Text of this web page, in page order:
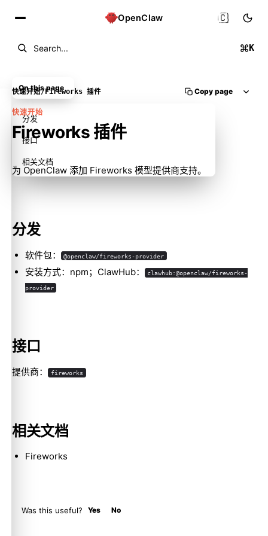
OpenClaw
Search... K
🇨🇳
快速开始/Fireworks 插件 Copy page
快速开始
Fireworks 插件
为 OpenClaw 添加 Fireworks 模型提供商支持。
分发
软件包： @openclaw/fireworks-provider
安装方式：npm；ClawHub： clawhub:@openclaw/fireworks-
provider
接口
提供商： fireworks
相关文档
Fireworks
Was this useful? Yes No
On this page
分发
接口
相关文档